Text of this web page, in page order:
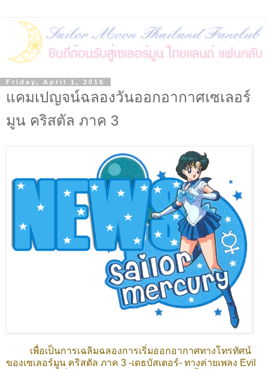
Friday, April 1, 2016
แคมเปญจน์ฉลองวันออกอากาศเซเลอร์
มูน คริสตัล ภาค 3
เพื่อเป็นการเฉลิมฉลองการเริ่มออกอากาศทางโทรทัศน์
ของเซเลอร์มูน คริสตัล ภาค 3 -เดธบัสเตอร์- ทางค่ายเพลง Evil